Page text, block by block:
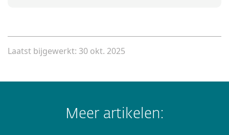
Laatst bijgewerkt: 30 okt. 2025
Meer artikelen: